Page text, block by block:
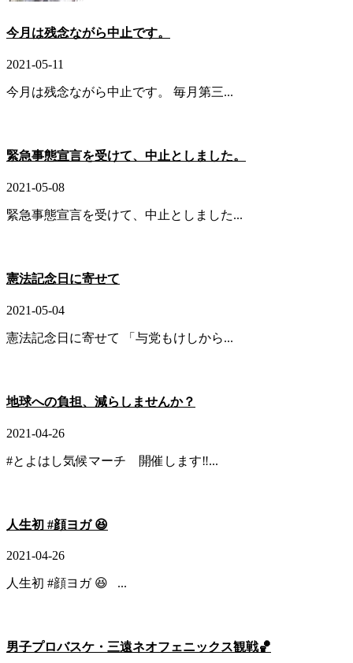
今月は残念ながら中止です。
2021-05-11
今月は残念ながら中止です。 毎月第三...
緊急事態宣言を受けて、中止としました。
2021-05-08
緊急事態宣言を受けて、中止としました...
憲法記念日に寄せて
2021-05-04
憲法記念日に寄せて 「与党もけしから...
地球への負担、減らしませんか？
2021-04-26
#とよはし気候マーチ 開催します‼️...
人生初 #顔ヨガ 😆
2021-04-26
人生初 #顔ヨガ 😆 ...
男子プロバスケ・三遠ネオフェニックス観戦🏀